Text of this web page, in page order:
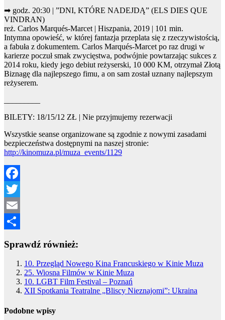
➡ godz. 20:30 | ”DNI, KTÓRE NADEJDĄ” (ELS DIES QUE
VINDRAN)
reż. Carlos Marqués-Marcet | Hiszpania, 2019 | 101 min.
Intymna opowieść, w której fantazja przeplata się z rzeczywistością,
a fabuła z dokumentem. Carlos Marqués-Marcet po raz drugi w
karierze poczuł smak zwycięstwa, podwójnie powtarzając sukces z
2014 roku, kiedy jego debiut reżyserski, 10 000 KM, otrzymał Złotą
Biznagę dla najlepszego fimu, a on sam został uznany najlepszym
reżyserem.
BILETY: 18/15/12 ZŁ | Nie przyjmujemy rezerwacji
Wszystkie seanse organizowane są zgodnie z nowymi zasadami
bezpieczeństwa dostępnymi na naszej stronie:
http://kinomuza.pl/muza_events/1129
Facebook
Twitter
Email
Sprawdź również:
10. Przegląd Nowego Kina Francuskiego w Kinie Muza
25. Wiosna Filmów w Kinie Muza
10. LGBT Film Festival – Poznań
XII Spotkania Teatralne „Bliscy Nieznajomi”: Ukraina
Podobne wpisy